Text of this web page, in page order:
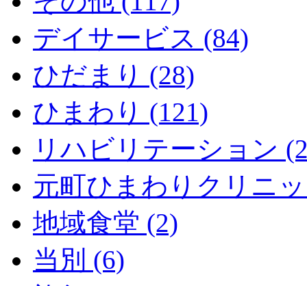
デイサービス (84)
ひだまり (28)
ひまわり (121)
リハビリテーション
元町ひまわりクリニ
地域食堂 (2)
当別 (6)